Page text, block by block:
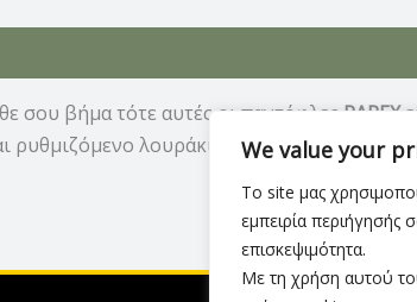
We value your
Το site μας
εμπειρία περιήγησής
επισκεψιμότητα.
Με τη χρήση αυτού
σου βήμα τότε αυτές οι παντόφλεςPAREX
ρυθμιζόμενο λουράκι στο επάνω μέρος